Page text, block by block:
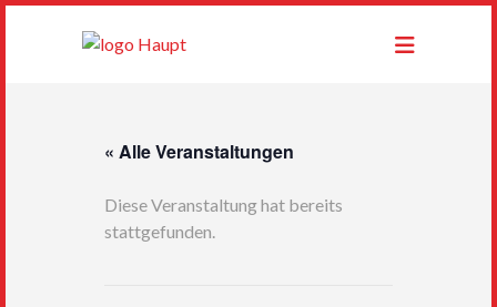
« Alle Veranstaltungen
Diese Veranstaltung hat bereits
stattgefunden.